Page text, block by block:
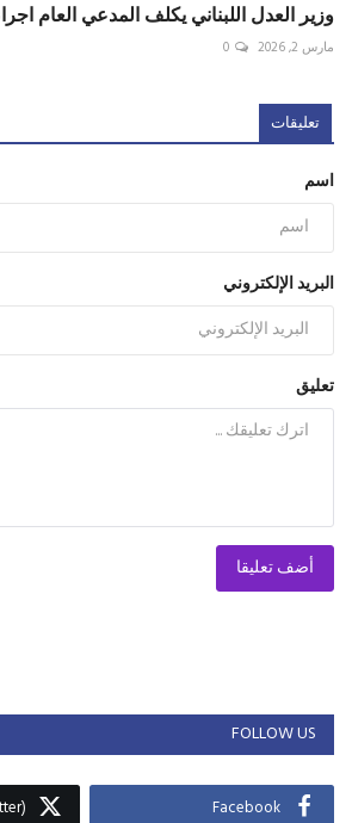
وزير العدل اللبناني يكلف المدعي العام
مارس 2, 2026 0
تعليقات
اسم
البريد الإلكتروني
تعليق
أضف تعليقا
FOLLOW US
Facebook